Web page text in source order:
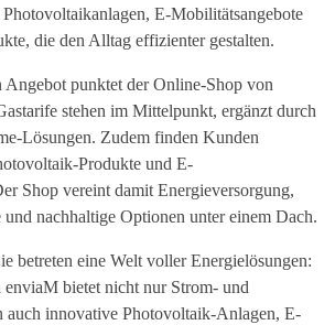
E-Mobilitätsangebote
die den Alltag effizienter gestalten.
punktet der Online-Shop von
stehen im Mittelpunkt, ergänzt durch
Lösungen. Zudem finden Kunden
Produkte und E-
Shop vereint damit Energieversorgung,
nachhaltige Optionen unter einem Dach.
betreten eine Welt voller Energielösungen:
bietet nicht nur Strom- und
auch innovative Photovoltaik-Anlagen, E-